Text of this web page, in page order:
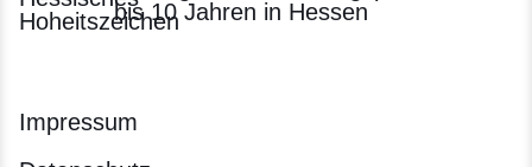
bis 10 Jahren in Hessen
Impressum